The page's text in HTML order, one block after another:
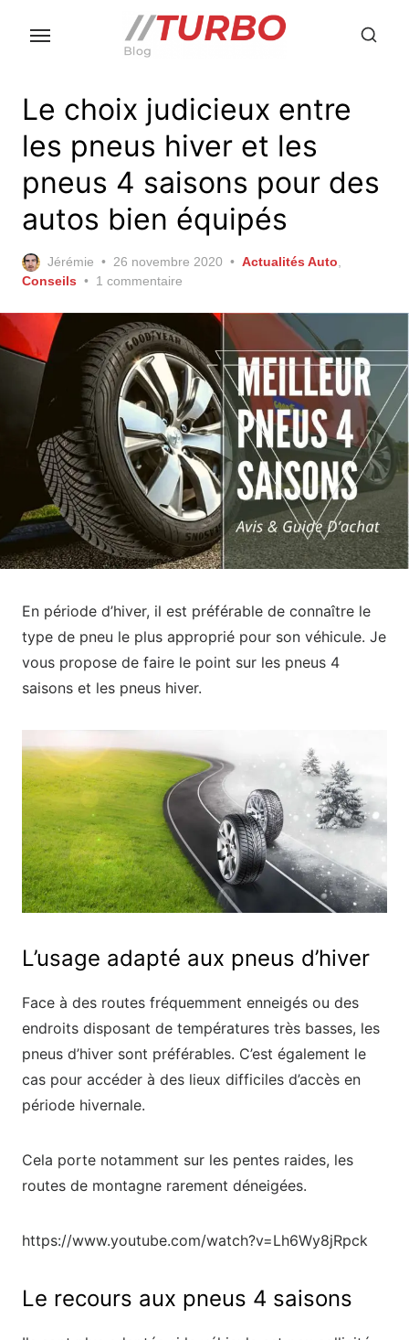
Le choix judicieux entre
les pneus hiver et les
pneus 4 saisons pour des
autos bien équipés
Jérémie
Posted
on
26 novembre 2020 Actualités Auto
Conseils
1 commentaire
En période d’hiver, il est préférable de connaître le
type de pneu le plus approprié pour son véhicule. Je
vous propose de faire le point sur les pneus 4
saisons et les pneus hiver.
L’usage adapté aux pneus d’hiver
Face à des routes fréquemment enneigés ou des
endroits disposant de températures très basses, les
pneus d’hiver sont préférables. C’est également le
cas pour accéder à des lieux difficiles d’accès en
période hivernale.
Cela porte notamment sur les pentes raides, les
routes de montagne rarement déneigées.
https://www.youtube.com/watch?v=Lh6Wy8jRpck
Le recours aux pneus 4 saisons